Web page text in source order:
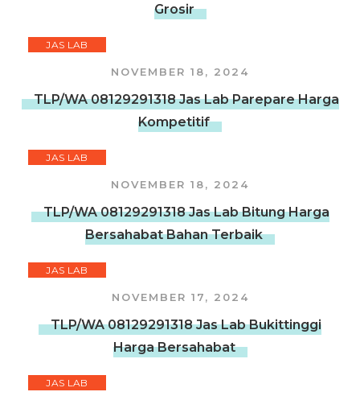
Grosir
JAS LAB
NOVEMBER 18, 2024
TLP/WA 08129291318 Jas Lab Parepare Harga
Kompetitif
JAS LAB
NOVEMBER 18, 2024
TLP/WA 08129291318 Jas Lab Bitung Harga
Bersahabat Bahan Terbaik
JAS LAB
NOVEMBER 17, 2024
TLP/WA 08129291318 Jas Lab Bukittinggi
Harga Bersahabat
JAS LAB